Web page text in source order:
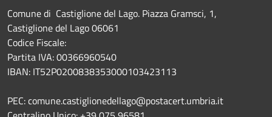
Comune di Castiglione del Lago. Piazza Gramsci, 1,
Castiglione del Lago 06061
Codice Fiscale:
Partita IVA: 00366960540
IBAN: IT52P0200838353000103423113
PEC: comune.castiglionedellago@postacert.umbria.it